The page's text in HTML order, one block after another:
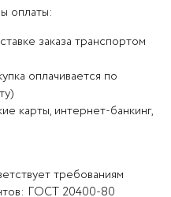
оплаты:
заказа транспортом
оплачивается по
карты, интернет-банкинг,
требованиям
ГОСТ 20400-80